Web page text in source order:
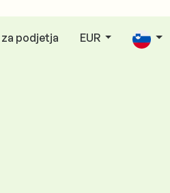
za podjetja EUR